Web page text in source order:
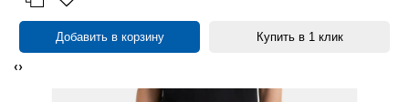
Добавить в корзину Купить в 1 клик
‹›